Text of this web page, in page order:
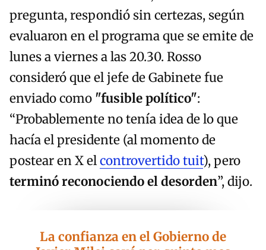
pregunta, respondió sin certezas, según
evaluaron en el programa que se emite de
lunes a viernes a las 20.30. Rosso
consideró que el jefe de Gabinete fue
enviado como "fusible político":
“Probablemente no tenía idea de lo que
hacía el presidente (al momento de
postear en X elcontrovertido tuit), pero
terminó reconociendo el desorden”, dijo.
La confianza en el Gobierno de